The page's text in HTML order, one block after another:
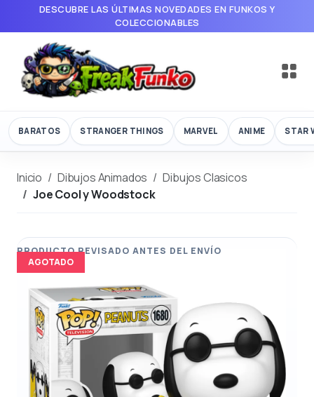
DESCUBRE LAS ÚLTIMAS NOVEDADES EN FUNKOS Y
COLECCIONABLES
BARATOS STRANGER THINGS MARVEL ANIME STAR
Inicio Dibujos Animados
Dibujos Clasicos
Joe Cool y Woodstock
AGOTADO